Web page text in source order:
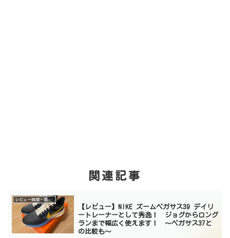
関連記事
レビュー雑感・商品紹介
【レビュー】NIKE ズームペガサス39 デイリ
ートレーナーとして秀逸！ ジョグからロング
ランまで幅広く使えます！ 〜ペガサス37と
の比較も〜